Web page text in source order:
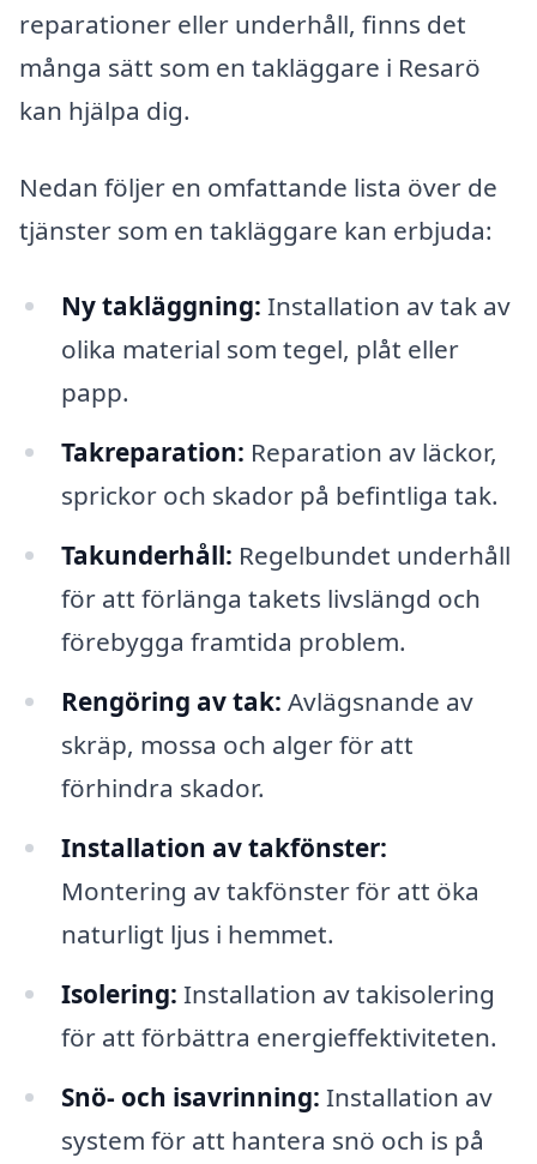
reparationer eller underhåll, finns det
många sätt som en takläggare i Resarö
kan hjälpa dig.
Nedan följer en omfattande lista över de
tjänster som en takläggare kan erbjuda:
Ny takläggning: Installation av tak av
olika material som tegel, plåt eller
papp.
Takreparation: Reparation av läckor,
sprickor och skador på befintliga tak.
Takunderhåll: Regelbundet underhåll
för att förlänga takets livslängd och
förebygga framtida problem.
Rengöring av tak: Avlägsnande av
skräp, mossa och alger för att
förhindra skador.
Installation av takfönster:
Montering av takfönster för att öka
naturligt ljus i hemmet.
Isolering: Installation av takisolering
för att förbättra energieffektiviteten.
Snö- och isavrinning: Installation av
system för att hantera snö och is på